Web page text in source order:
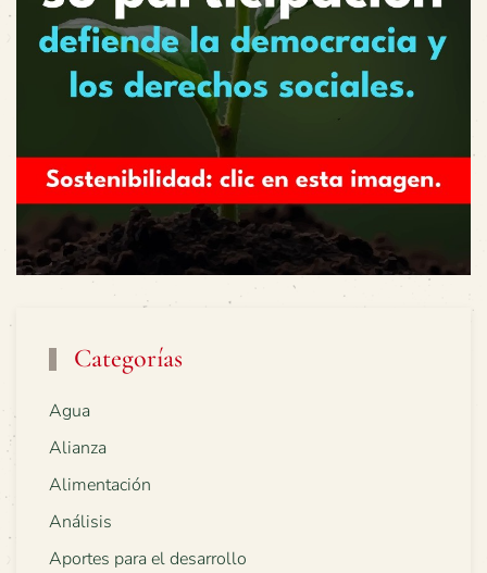
Categorías
Agua
Alianza
Alimentación
Análisis
Aportes para el desarrollo